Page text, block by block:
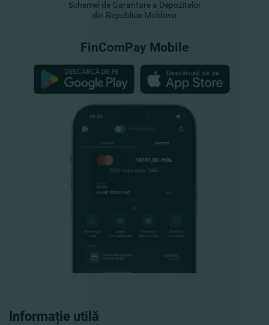
Informație utilă
Schemei de Garantare a Depozitelor
din Republica Moldova
FinComPay Mobile